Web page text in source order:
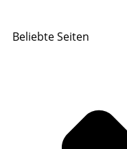
Beliebte Seiten